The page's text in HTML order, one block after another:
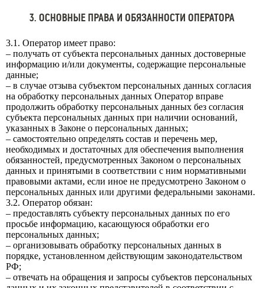
3. ОСНОВНЫЕ ПРАВА И ОБЯЗАННОСТИ ОПЕРАТОРА
3.1. Оператор имеет право:
– получать от субъекта персональных данных достоверные
информацию и/или документы, содержащие персональные
данные;
– в случае отзыва субъектом персональных данных согласия
на обработку персональных данных Оператор вправе
продолжить обработку персональных данных без согласия
субъекта персональных данных при наличии оснований,
указанных в Законе о персональных данных;
– самостоятельно определять состав и перечень мер,
необходимых и достаточных для обеспечения выполнения
обязанностей, предусмотренных Законом о персональных
данных и принятыми в соответствии с ним нормативными
правовыми актами, если иное не предусмотрено Законом о
персональных данных или другими федеральными законами.
3.2. Оператор обязан:
– предоставлять субъекту персональных данных по его
просьбе информацию, касающуюся обработки его
персональных данных;
– организовывать обработку персональных данных в
порядке, установленном действующим законодательством
РФ;
– отвечать на обращения и запросы субъектов персональных